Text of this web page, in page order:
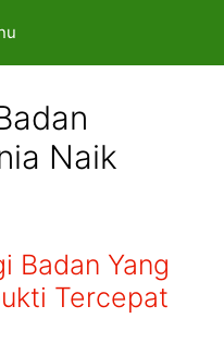
Naik
Badan Yang
Tercepat